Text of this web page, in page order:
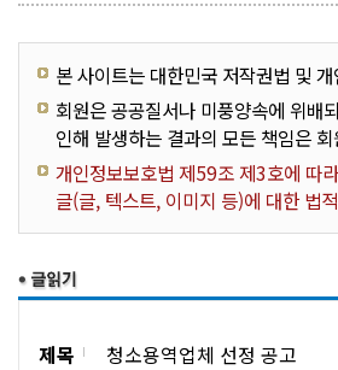
본 사이트는 대한민국 저작권법 및
회원은 공공질서나 미풍양속에 위배
인해 발생하는 결과의 모든 책임은
개인정보보호법 제59조 제3호에 따
글(글, 텍스트, 이미지 등)에 대한 법
제목 청소용역업체 선정 공고